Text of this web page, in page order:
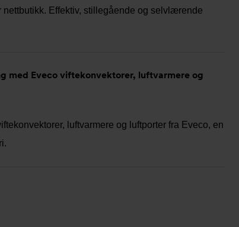
Effektiv, stillegående og selvlærende
med Eveco viftekonvektorer, luftvarmere og
luftvarmere og luftporter fra Eveco, en